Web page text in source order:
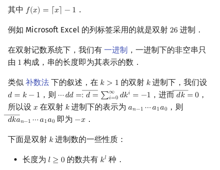
其中 𝑓(𝑥) = ⌈𝑥⌉ − 1
f(x)= ⌈x⌉ 1 ．
例如 Microsoft Excel 的列标签采用的就是双射 26
26 进制．
在双射记数系统下，我们有 一进制 ，一进制下的非空串只
由 1
1 构成，串的长度即为其表示的数．
类似 补数法 下的叙述，在 𝑘 > 1
k >1 的双射 𝑘
k进制下，我们设
𝑑 = 𝑘 − 1
d =k −1 ，则 ⋯𝑑𝑑 =:
――
𝑑 = ∑∞
𝑖=0 𝑑𝑘𝑖 = −1
⋯dd =:d― =∑i =0∞dki= −1 ，进而――
𝑑𝑘 = 0
d― k= 0 ，
所以设 𝑥
x 在双射 𝑘
k 进制下的表示为𝑎𝑛−1 ⋯𝑎1𝑎0
an−1 ⋯a1a0 ，则
――
𝑑𝑘𝑎𝑛−1 ⋯𝑎1𝑎0
d―kan− 1⋯a1a 0
即为 −𝑥
−x ．
下面是双射 𝑘
k 进制数的一些性质：
长度为 𝑙 ≥ 0
l ≥0 的数共有 𝑘𝑙
kl 种．